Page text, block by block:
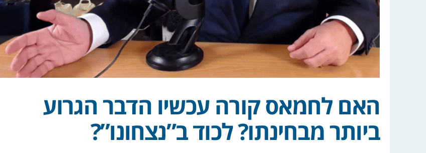
האם לחמאס קורה עכשיו הדבר הגרוע
ביותר מבחינתו? לכוד ב”נצחונו”?